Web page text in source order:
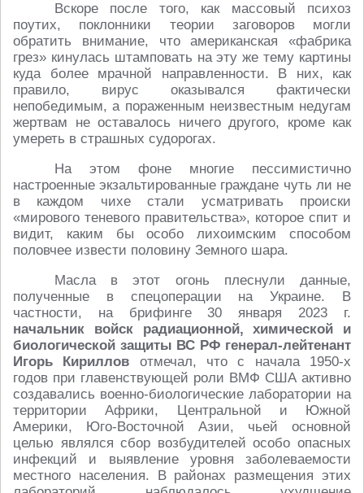
Вскоре после того, как массовый психоз
поутих, поклонники теории заговоров могли
обратить внимание, что американская «фабрика
грез» кинулась штамповать на эту же тему картины
куда более мрачной направленности. В них, как
правило, вирус оказывался фактически
непобедимым, а пораженным неизвестным недугам
жертвам не оставалось ничего другого, кроме как
умереть в страшных судорогах.
На этом фоне многие пессимистично
настроенные экзальтированные граждане чуть ли не
в каждом чихе стали усматривать происки
«мирового теневого правительства», которое спит и
видит, каким бы особо лихоимским способом
половчее извести половину Земного шара.
Масла в этот огонь плеснули данные,
полученные в спецоперации на Украине. В
частности, на брифинге 30 января 2023 г.
начальник войск радиационной, химической и
биологической защиты ВС РФ генерал-лейтенант
Игорь Кириллов отмечал, что с начала 1950-х
годов при главенствующей роли ВМФ США активно
создавались военно-биологические лаборатории на
территории Африки, Центральной и Южной
Америки, Юго-Восточной Азии, чьей основной
целью являлся сбор возбудителей особо опасных
инфекций и выявление уровня заболеваемости
местного населения. В районах размещения этих